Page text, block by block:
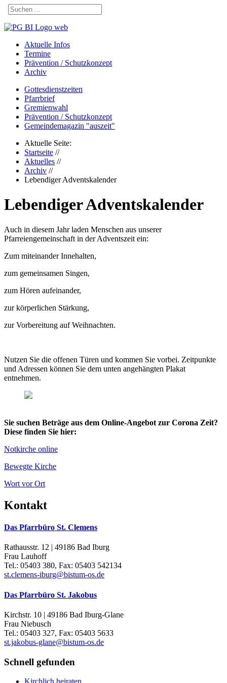
Aktuelle Infos
Termine
Prävention / Schutzkonzept
Archiv
Gottesdienstzeiten
Pfarrbrief
Gremienwahl
Prävention / Schutzkonzept
Gemeindemagazin "auszeit"
Aktuelle Seite:
Startseite //
Aktuelles //
Archiv //
Lebendiger Adventskalender
Lebendiger Adventskalender
Auch in diesem Jahr laden Menschen aus unserer
Pfarreiengemeinschaft in der Adventszeit ein:
Zum miteinander Innehalten,
zum gemeinsamen Singen,
zum Hören aufeinander,
zur körperlichen Stärkung,
zur Vorbereitung auf Weihnachten.
Nutzen Sie die offenen Türen und kommen Sie vorbei. Zeitpunkte
und Adressen können Sie dem unten angehängten Plakat
entnehmen.
Sie suchen Beträge aus dem Online-Angebot zur Corona Zeit?
Diese finden Sie hier:
Notkirche online
Bewegte Kirche
Wort vor Ort
Kontakt
Das Pfarrbüro St. Clemens
Rathausstr. 12 | 49186 Bad Iburg
Frau Lauhoff
Tel.: 05403 380, Fax: 05403 542134
st.clemens-iburg@bistum-os.de
Das Pfarrbüro St. Jakobus
Kirchstr. 10 | 49186 Bad Iburg-Glane
Frau Niebusch
Tel.: 05403 327, Fax: 05403 5633
st.jakobus-glane@bistum-os.de
Schnell gefunden